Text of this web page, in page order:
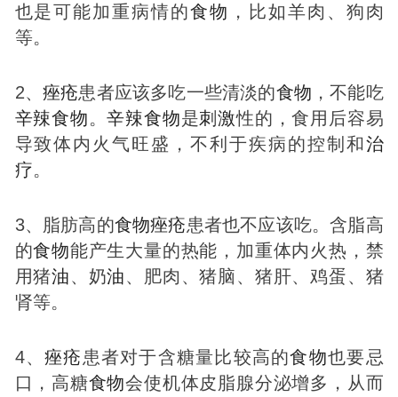
也是可能加重病情的食物 ，比如羊肉、狗肉
等。
2、 痤疮患者应该多吃一些清淡的食物 ，不能吃
辛辣食物。辛辣食物是刺激性的，食用后容易
导致体内火气旺盛，不利于疾病的控制和治
疗。
3、脂肪高的食物痤疮患者也不应该吃。含脂高
的食物能产生大量的热能，加重体内火热，禁
用猪油、奶油、肥肉、猪脑、猪肝、鸡蛋、猪
肾等。
4、痤疮患者对于含糖量比较高的食物也要忌
口，高糖食物会使机体皮脂腺分泌增多，从而